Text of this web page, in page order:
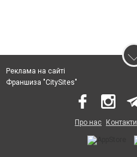
Реклама на сайті
Франшиза "CitySites"
Про нас Контакти